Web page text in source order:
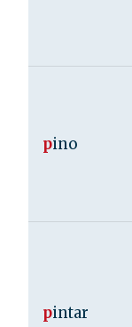
pino
pintar